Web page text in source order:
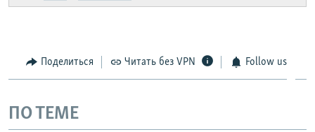
Поделиться Читать без VPN Follow us
ПО ТЕМЕ